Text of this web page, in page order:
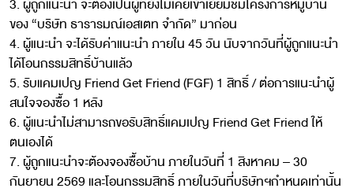
3. ผู้ถูกแนะนำ จะต้องเป็นผู้ที่ยังไม่เคยเข้าเยี่ยมชมโครงการหมู่บ้าน
ของ “บริษัท ธารารมณ์เอสเตท จำกัด” มาก่อน
4. ผู้แนะนำ จะได้รับค่าแนะนำ ภายใน 45 วัน นับจากวันที่ผู้ถูกแนะนำ
ได้โอนกรรมสิทธิ์บ้านแล้ว
5. รับแคมเปญ Friend Get Friend (FGF) 1 สิทธิ์ / ต่อการแนะนำผู้
สนใจจองซื้อ 1 หลัง
6. ผู้แนะนำไม่สามารถขอรับสิทธิ์แคมเปญ Friend Get Friend ให้
ตนเองได้
7. ผู้ถูกแนะนำจะต้องจองซื้อบ้าน ภายในวันที่ 1 สิงหาคม – 30
กันยายน 2569 และโอนกรรมสิทธิ์ ภายในวันที่บริษัทฯกำหนดเท่านั้น